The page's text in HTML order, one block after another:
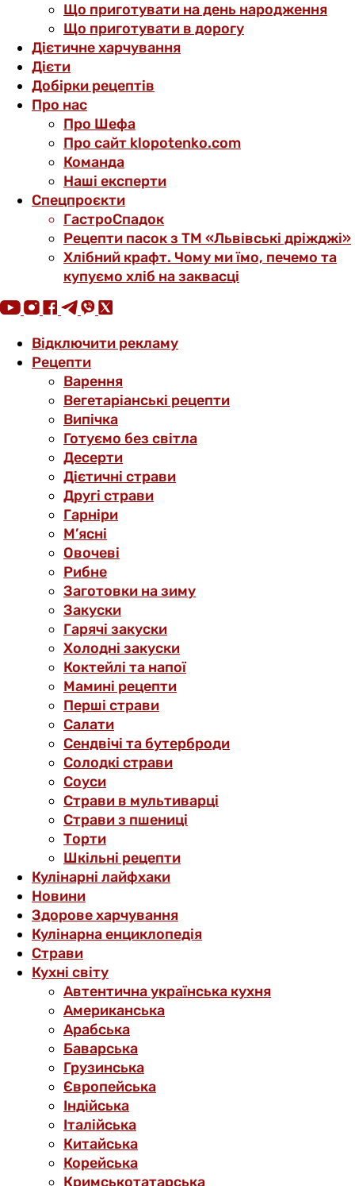
Що приготувати на день народження
Що приготувати в дорогу
Дієтичне харчування
Дієти
Добірки рецептів
Про нас
Про Шефа
Про сайт klopotenko.com
Команда
Наші експерти
Спецпроєкти
ГастроСпадок
Рецепти пасок з ТМ «Львівські дріжджі»
Хлібний крафт. Чому ми їмо, печемо та
купуємо хліб на заквасці
Відключити рекламу
Рецепти
Варення
Вегетаріанські рецепти
Випічка
Готуємо без світла
Десерти
Дієтичні страви
Другі страви
Гарніри
М’ясні
Овочеві
Рибне
Заготовки на зиму
Закуски
Гарячі закуски
Холодні закуски
Коктейлі та напої
Мамині рецепти
Перші страви
Салати
Сендвічі та бутерброди
Солодкі страви
Соуси
Страви в мультиварці
Страви з пшениці
Торти
Шкільні рецепти
Кулінарні лайфхаки
Новини
Здорове харчування
Кулінарна енциклопедія
Страви
Кухні світу
Автентична українська кухня
Американська
Арабська
Баварська
Грузинська
Європейська
Індійська
Італійська
Китайська
Корейська
Кримськотатарська